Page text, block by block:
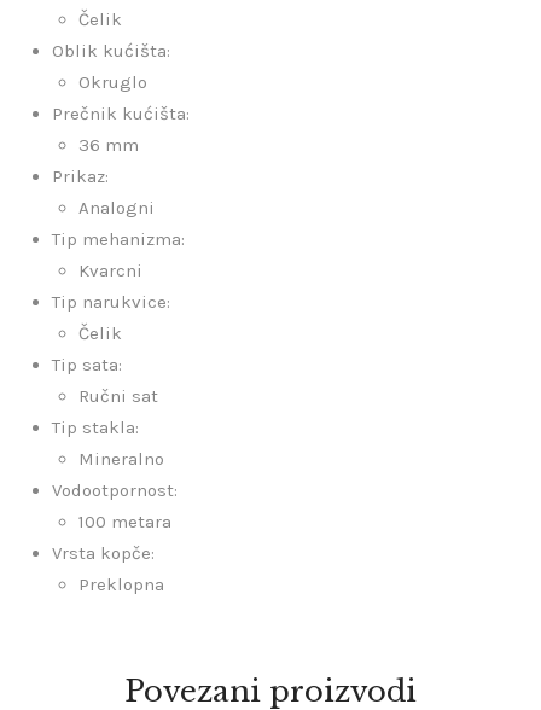
Čelik
Oblik kućišta:
Okruglo
Prečnik kućišta:
36 mm
Prikaz:
Analogni
Tip mehanizma:
Kvarcni
Tip narukvice:
Čelik
Tip sata:
Ručni sat
Tip stakla:
Mineralno
Vodootpornost:
100 metara
Vrsta kopče:
Preklopna
Povezani proizvodi